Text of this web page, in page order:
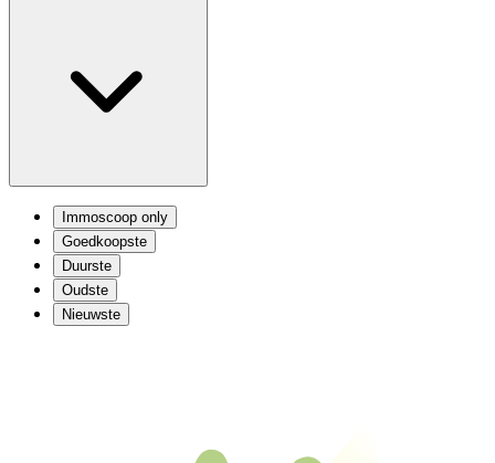
Immoscoop only
Goedkoopste
Duurste
Oudste
Nieuwste